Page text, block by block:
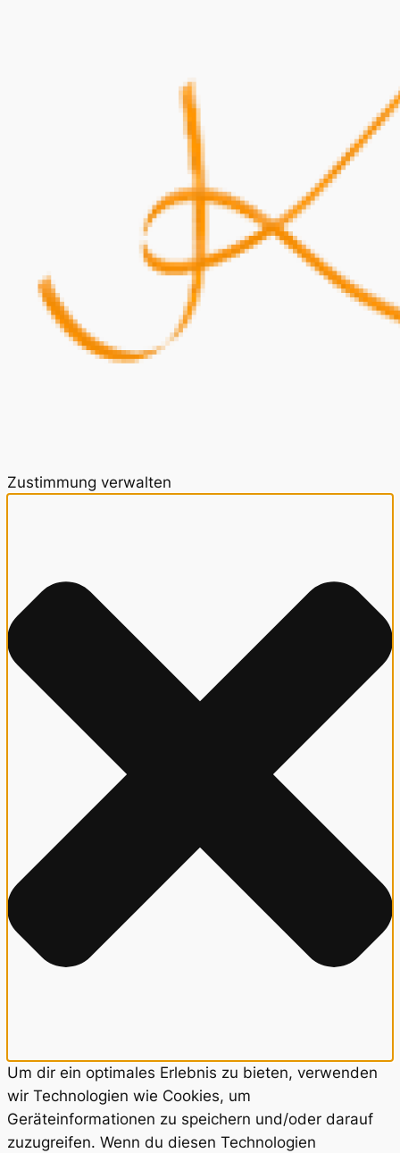
Zustimmung verwalten
Um dir ein optimales Erlebnis zu bieten, verwenden
wir Technologien wie Cookies, um
Geräteinformationen zu speichern und/oder darauf
zuzugreifen. Wenn du diesen Technologien